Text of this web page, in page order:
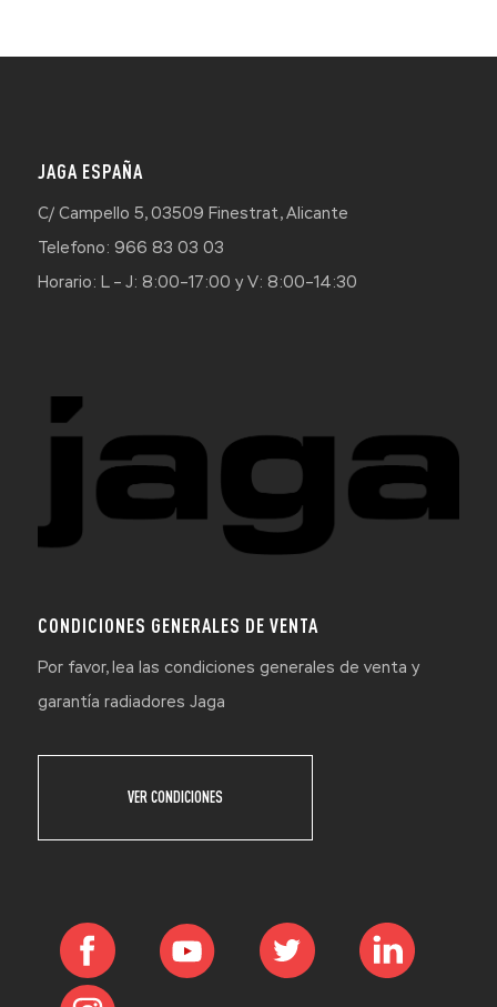
JAGA ESPAÑA
C/ Campello 5, 03509 Finestrat, Alicante
Telefono: 966 83 03 03
Horario: L – J: 8:00–17:00 y V: 8:00–14:30
CONDICIONES GENERALES DE VENTA
Por favor, lea las condiciones generales de venta y
garantía radiadores Jaga
VER CONDICIONES